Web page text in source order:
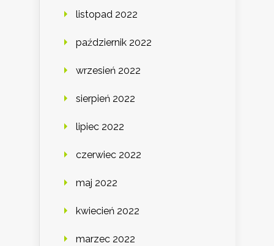
listopad 2022
październik 2022
wrzesień 2022
sierpień 2022
lipiec 2022
czerwiec 2022
maj 2022
kwiecień 2022
marzec 2022